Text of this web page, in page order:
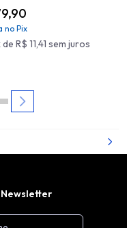
no Pix
R$ 11,41 sem juros